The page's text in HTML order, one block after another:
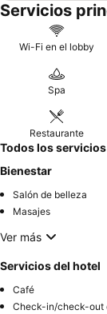
Servicios
Wi-Fi en el lobby
Spa
Restaurante
Todos los servicios
Bienestar
Salón de belleza
Masajes
Ver más
Servicios del hotel
Café
Check-in/check-out